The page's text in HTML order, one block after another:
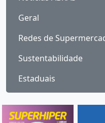
Geral
Redes de
Sustentabilidade
Estaduais